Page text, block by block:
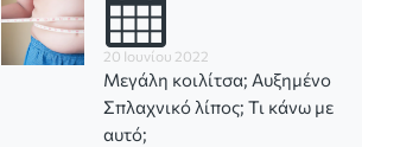
20 Ιουνίου 2022
Μεγάλη κοιλίτσα; Αυξημένο
Σπλαχνικό λίπος; Τι κάνω με
αυτό;